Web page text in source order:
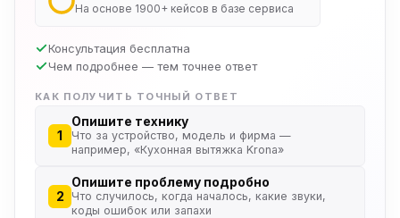
На основе 1900+ кейсов в базе сервиса
Консультация бесплатна
Чем подробнее — тем точнее ответ
КАК ПОЛУЧИТЬ ТОЧНЫЙ ОТВЕТ
1
Опишите технику
Что за устройство, модель и фирма —
например, «Кухонная вытяжка Krona»
2
Опишите проблему подробно
Что случилось, когда началось, какие звуки,
коды ошибок или запахи